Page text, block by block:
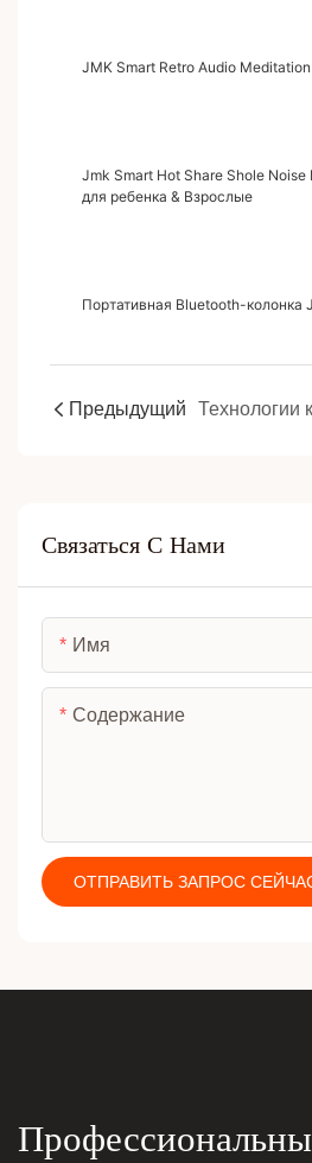
JMK Smart Retro Audio
Jmk Smart Hot Share Shole
для ребенка & Взрослые
Портативная Bluetooth-
Предыдущий
Связаться С Нами
Имя
Содержание
ОТПРАВИТЬ ЗАПРОС